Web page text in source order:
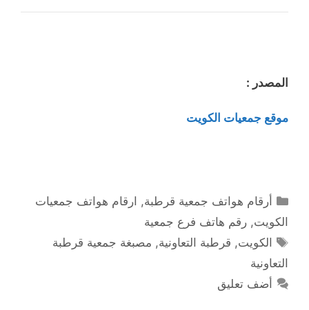
المصدر :
موقع جمعيات الكويت
التصنيفات
أرقام هواتف جمعية قرطبة, ارقام هواتف جمعيات
الكويت, رقم هاتف فرع جمعية
الوسوم
الكويت, قرطبة التعاونية, مصبغة جمعية قرطبة
التعاونية
أضف تعليق